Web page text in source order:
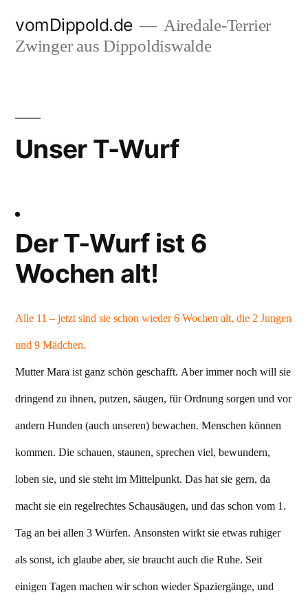
Inhalt
vomDippold.de
Airedale-Terrier
Zwinger aus Dippoldiswalde
Unser T-Wurf
Der T-Wurf ist 6
Wochen alt!
Alle 11 – jetzt sind sie schon wieder 6 Wochen alt, die 2 Jungen
und 9 Mädchen.
Mutter Mara ist ganz schön geschafft. Aber immer noch will sie
dringend zu ihnen, putzen, säugen, für Ordnung sorgen und vor
andern Hunden (auch unseren) bewachen. Menschen können
kommen. Die schauen, staunen, sprechen viel, bewundern,
loben sie, und sie steht im Mittelpunkt. Das hat sie gern, da
macht sie ein regelrechtes Schausäugen, und das schon vom 1.
Tag an bei allen 3 Würfen. Ansonsten wirkt sie etwas ruhiger
als sonst, ich glaube aber, sie braucht auch die Ruhe. Seit
einigen Tagen machen wir schon wieder Spaziergänge, und